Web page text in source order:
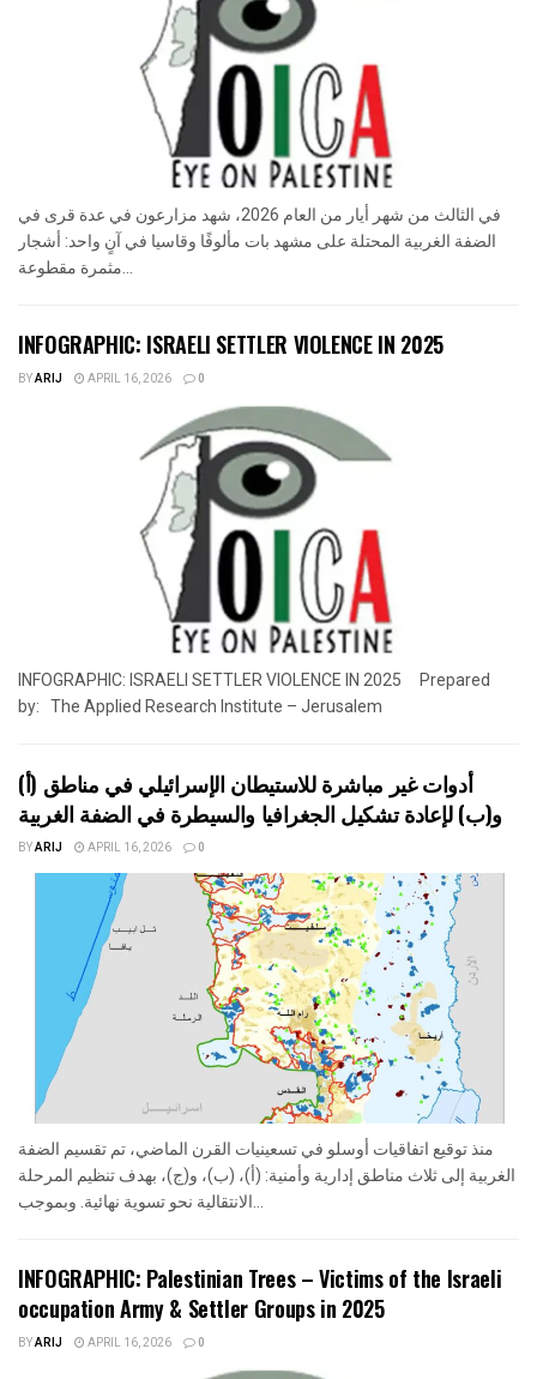
في الثالث من شهر أيار من العام 2026، شهد مزارعون في عدة قرى في
الضفة الغربية المحتلة على مشهد بات مألوفًا وقاسيا في آنٍ واحد: أشجار
INFOGRAPHIC: ISRAELI SETTLER VIOLENCE IN 2025
BYARIJ APRIL 16, 2026 0
INFOGRAPHIC: ISRAELI SETTLER VIOLENCE IN 2025 Prepared
by: The Applied Research Institute – Jerusalem
أدوات غير مباشرة للاستيطان الإسرائيلي في مناطق (أ)
BYARIJ APRIL 16, 2026 0
منذ توقيع اتفاقيات أوسلو في تسعينيات القرن الماضي، تم تقسيم الضفة
الغربية إلى ثلاث مناطق إدارية وأمنية: (أ)، (ب)، و(ج)، بهدف تنظيم المرحلة
INFOGRAPHIC: Palestinian Trees – Victims of the Israeli
occupation Army & Settler Groups in 2025
BYARIJ APRIL 16, 2026 0